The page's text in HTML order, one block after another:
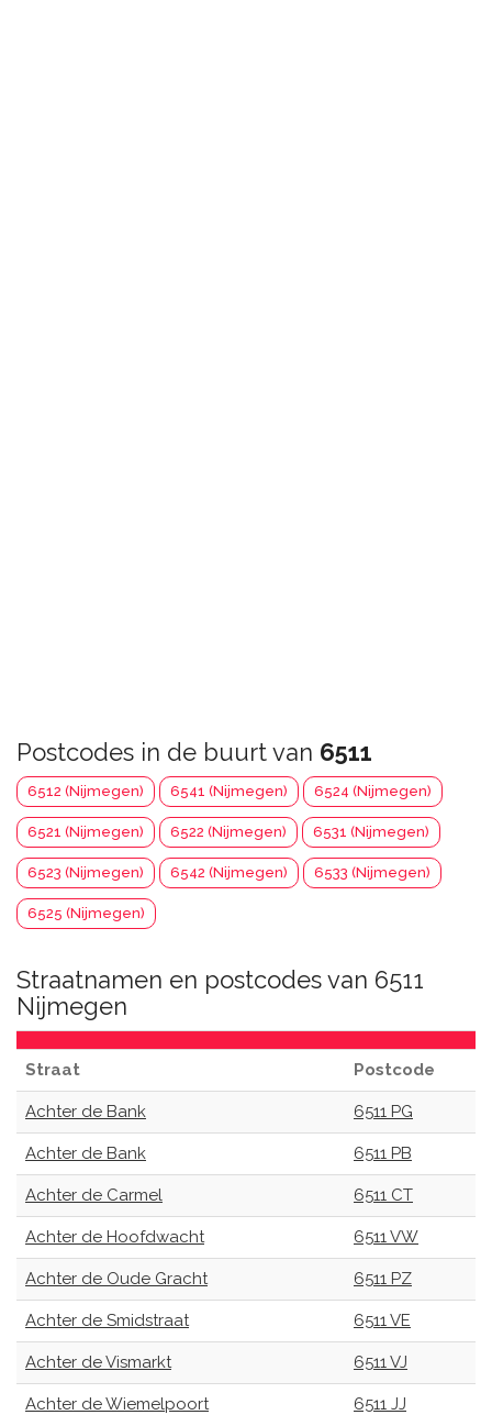
Postcodes in de buurt van 6511
6512 (Nijmegen) 6541 (Nijmegen) 6524 (Nijmegen)
6521 (Nijmegen) 6522 (Nijmegen) 6531 (Nijmegen)
6523 (Nijmegen) 6542 (Nijmegen) 6533 (Nijmegen)
6525 (Nijmegen)
Straatnamen en postcodes van 6511
Nijmegen
Straat Postcode
Achter de Bank 6511 PG
Achter de Bank 6511 PB
Achter de Carmel 6511 CT
Achter de Hoofdwacht 6511 VW
Achter de Oude Gracht 6511 PZ
Achter de Smidstraat 6511 VE
Achter de Vismarkt 6511 VJ
Achter de Wiemelpoort 6511 JJ